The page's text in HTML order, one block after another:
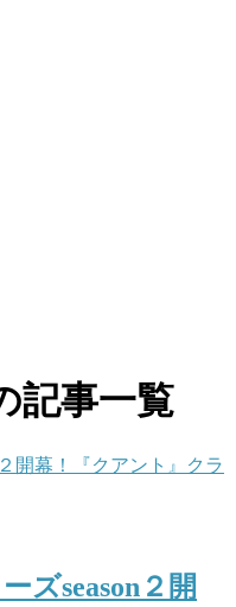
記事一覧
ズseason２開